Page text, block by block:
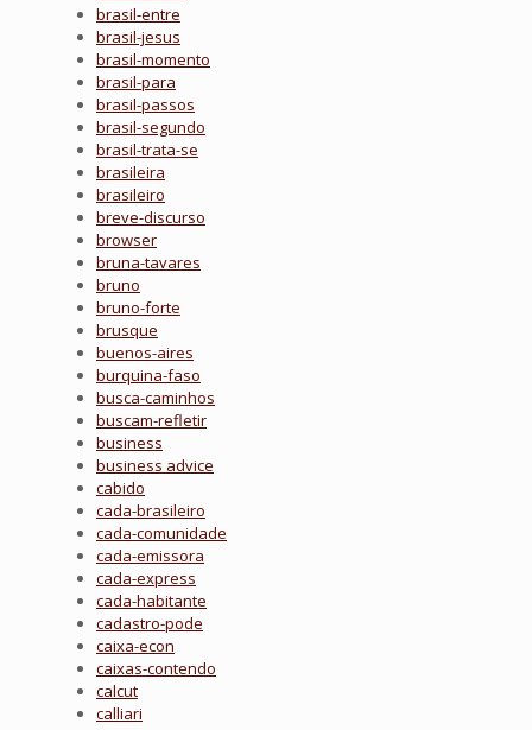
brasil-entre
brasil-jesus
brasil-momento
brasil-para
brasil-passos
brasil-segundo
brasil-trata-se
brasileira
brasileiro
breve-discurso
browser
bruna-tavares
bruno
bruno-forte
brusque
buenos-aires
burquina-faso
busca-caminhos
buscam-refletir
business
business advice
cabido
cada-brasileiro
cada-comunidade
cada-emissora
cada-express
cada-habitante
cadastro-pode
caixa-econ
caixas-contendo
calcut
calliari